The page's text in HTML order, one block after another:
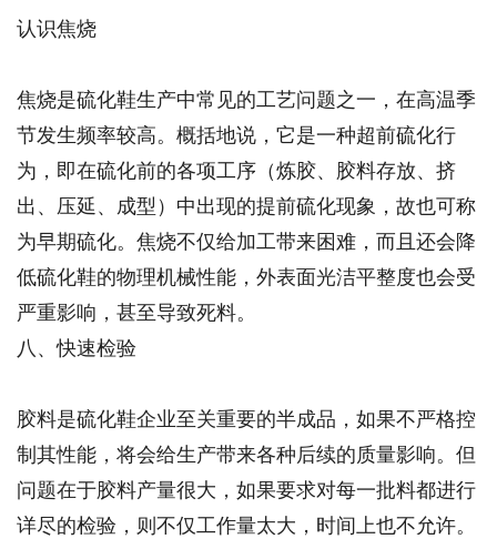
认识焦烧
焦烧是硫化鞋生产中常见的工艺问题之一，在高温季
节发生频率较高。概括地说，它是一种超前硫化行
为，即在硫化前的各项工序（炼胶、胶料存放、挤
出、压延、成型）中出现的提前硫化现象，故也可称
为早期硫化。焦烧不仅给加工带来困难，而且还会降
低硫化鞋的物理机械性能，外表面光洁平整度也会受
严重影响，甚至导致死料。
八、快速检验
胶料是硫化鞋企业至关重要的半成品，如果不严格控
制其性能，将会给生产带来各种后续的质量影响。但
问题在于胶料产量很大，如果要求对每一批料都进行
详尽的检验，则不仅工作量太大，时间上也不允许。